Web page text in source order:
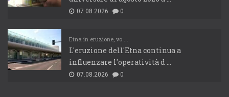
07.08.2026 0
Etna in eruzione, vo ...
L'eruzione dell'Etna continua a
influenzare l'operatività d ...
07.08.2026 0